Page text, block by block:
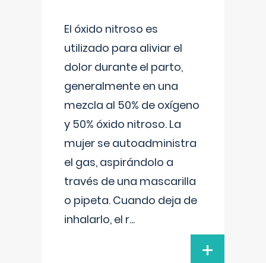
El óxido nitroso es
utilizado para aliviar el
dolor durante el parto,
generalmente en una
mezcla al 50% de oxígeno
y 50% óxido nitroso. La
mujer se autoadministra
el gas, aspirándolo a
través de una mascarilla
o pipeta. Cuando deja de
inhalarlo, el r...
+